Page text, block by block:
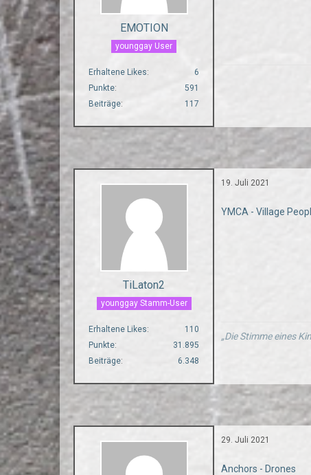
EMOTION
younggay User
Erhaltene Likes
6
Punkte
591
Beiträge
117
TiLaton2
younggay Stamm-User
Erhaltene Likes
110
Punkte
31.895
Beiträge
6.348
19. Juli 2021
YMCA - Village
„Die Stimme eines
29. Juli 2021
Anchors - Drones